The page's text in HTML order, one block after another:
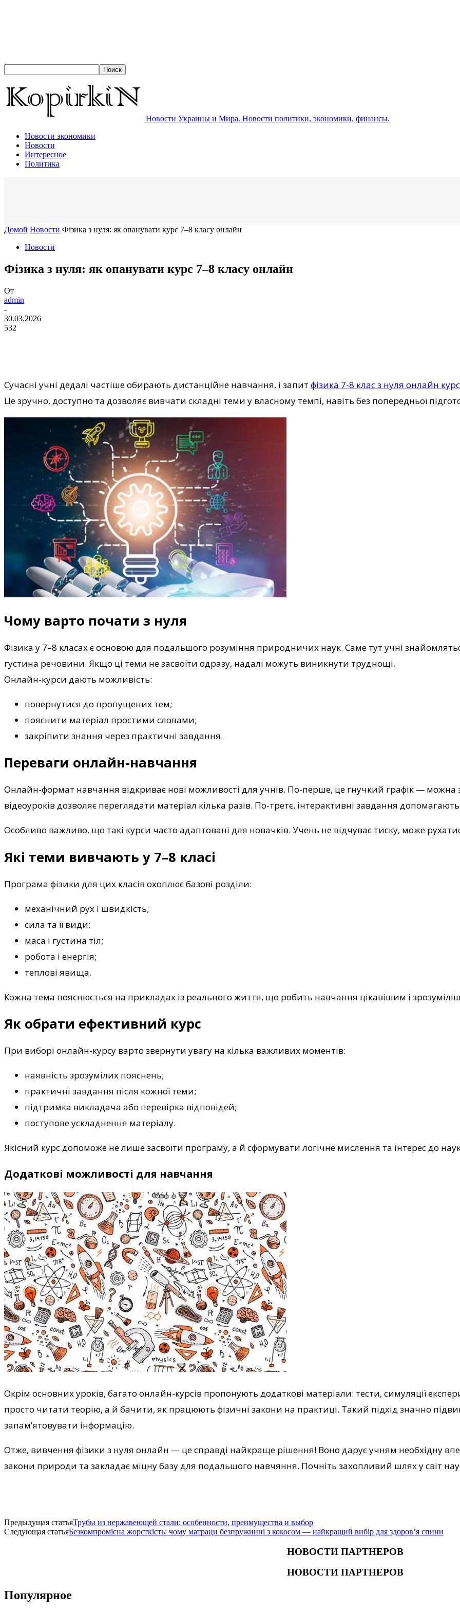
Новости Украины и Мира. Новости политики, экономики, финансы.
Новости экономики
Новости
Интересное
Политика
Домой Новости Фізика з нуля: як опанувати курс 7–8 класу онлайн
Новости
Фізика з нуля: як опанувати курс 7–8 класу онлайн
От
admin
-
30.03.2026
532
Сучасні учні дедалі частіше обирають дистанційне навчання, і запит фізика 7-8 клас з нуля онлайн
Це зручно, доступно та дозволяє вивчати складні теми у власному темпі, навіть без попередньої
Чому варто почати з нуля
Фізика у 7–8 класах є основою для подальшого розуміння природничих наук. Саме тут учні
густина речовини. Якщо ці теми не засвоїти одразу, надалі можуть виникнути труднощі.
Онлайн-курси дають можливість:
повернутися до пропущених тем;
пояснити матеріал простими словами;
закріпити знання через практичні завдання.
Переваги онлайн-навчання
Онлайн-формат навчання відкриває нові можливості для учнів. По-перше, це гнучкий графік — можна
відеоуроків дозволяє переглядати матеріал кілька разів. По-третє, інтерактивні завдання
Особливо важливо, що такі курси часто адаптовані для новачків. Учень не відчуває тиску, може
Які теми вивчають у 7–8 класі
Програма фізики для цих класів охоплює базові розділи:
механічний рух і швидкість;
сила та її види;
маса і густина тіл;
робота і енергія;
теплові явища.
Кожна тема пояснюється на прикладах із реального життя, що робить навчання цікавішим і
Як обрати ефективний курс
При виборі онлайн-курсу варто звернути увагу на кілька важливих моментів:
наявність зрозумілих пояснень;
практичні завдання після кожної теми;
підтримка викладача або перевірка відповідей;
поступове ускладнення матеріалу.
Якісний курс допоможе не лише засвоїти програму, а й сформувати логічне мислення та інтерес до
Додаткові можливості для навчання
Окрім основних уроків, багато онлайн-курсів пропонують додаткові матеріали: тести, симуляції
просто читати теорію, а й бачити, як працюють фізичні закони на практиці. Такий підхід значно
запам’ятовувати інформацію.
Отже, вивчення фізики з нуля онлайн — це справді найкраще рішення! Воно дарує учням необхідну
закони природи та закладає міцну базу для подальшого навчяння. Почніть захопливий шлях у світ
Предыдущая статьяТрубы из нержавеющей стали: особенности, преимущества и выбор
Следующая статьяБезкомпромісна жорсткість: чому матраци безпружинні з кокосом — найкращий вибір для здоров’я спини
НОВОСТИ ПАРТНЕРОВ
НОВОСТИ ПАРТНЕРОВ
Популярное